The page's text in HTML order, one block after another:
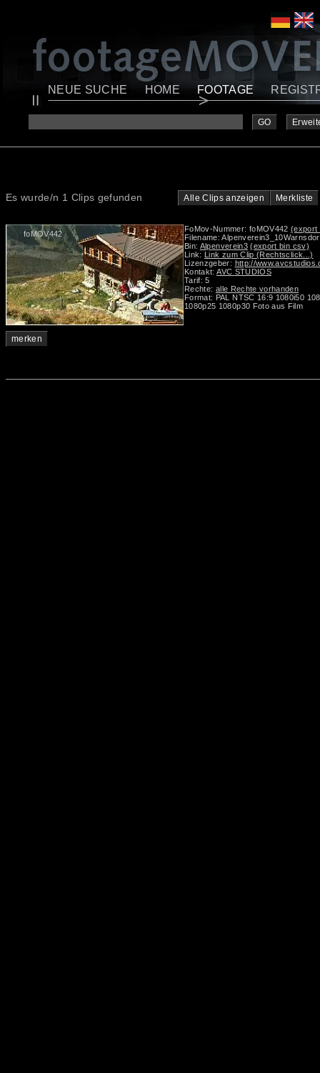
NEUE SUCHE HOME FOOTAGE
GO
Es wurde/n 1 Clips gefunden Alle Clips anzeigen Merkliste
foMOV442
merken
FoMov-Nummer: foMOV442(export
Filename:
Bin: Alpenverein3 (export bin csv)
Link: Link zum Clip (Rechtsclick...)
Lizenzgeber: http://
Kontakt:AVC STUDIOS
Tarif: 5
Rechte: alle Rechte vorhanden
Format: PAL NTSC 16:9 1080i50
1080p25 1080p30 Foto aus Film